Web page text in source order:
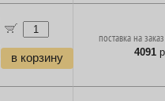
в корзину
поставка на
4091